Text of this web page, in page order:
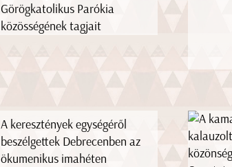
Görögkatolikus Parókia
közösségének tagjait
A keresztények egységéről
beszélgettek Debrecenben az
ökumenikus imahéten